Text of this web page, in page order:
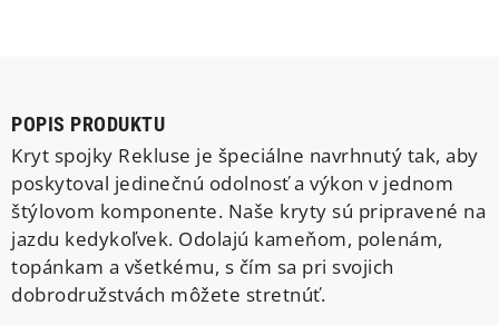
POPIS PRODUKTU
Kryt spojky Rekluse je špeciálne navrhnutý tak, aby
poskytoval jedinečnú odolnosť a výkon v jednom
štýlovom komponente. Naše kryty sú pripravené na
jazdu kedykoľvek. Odolajú kameňom, polenám,
topánkam a všetkému, s čím sa pri svojich
dobrodružstvách môžete stretnúť.